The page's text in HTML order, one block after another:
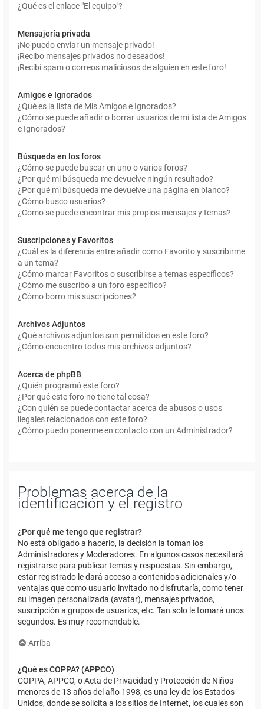
¿Qué es el enlace "El equipo"?
Mensajería privada
¡No puedo enviar un mensaje privado!
¡Recibo mensajes privados no deseados!
¡Recibí spam o correos maliciosos de alguien en este foro!
Amigos e Ignorados
¿Qué es la lista de Mis Amigos e Ignorados?
¿Cómo se puede añadir o borrar usuarios de mi lista de Amigos
e Ignorados?
Búsqueda en los foros
¿Cómo se puede buscar en uno o varios foros?
¿Por qué mi búsqueda me devuelve ningún resultado?
¿Por qué mi búsqueda me devuelve una página en blanco?
¿Cómo busco usuarios?
¿Como se puede encontrar mis propios mensajes y temas?
Suscripciones y Favoritos
¿Cuál es la diferencia entre añadir como Favorito y suscribirme
a un tema?
¿Cómo marcar Favoritos o suscribirse a temas específicos?
¿Cómo me suscribo a un foro específico?
¿Cómo borro mis suscripciones?
Archivos Adjuntos
¿Qué archivos adjuntos son permitidos en este foro?
¿Cómo encuentro todos mis archivos adjuntos?
Acerca de phpBB
¿Quién programó este foro?
¿Por qué este foro no tiene tal cosa?
¿Con quién se puede contactar acerca de abusos o usos
ilegales relacionados con este foro?
¿Cómo puedo ponerme en contacto con un Administrador?
Problemas acerca de la
identificación y el registro
¿Por qué me tengo que registrar?
No está obligado a hacerlo, la decisión la toman los
Administradores y Moderadores. En algunos casos necesitará
registrarse para publicar temas y respuestas. Sin embargo,
estar registrado le dará acceso a contenidos adicionales y/o
ventajas que como usuario invitado no disfrutaría, como tener
su imagen personalizada (avatar), mensajes privados,
suscripción a grupos de usuarios, etc. Tan solo le tomará unos
segundos. Es muy recomendable.
Arriba
¿Qué es COPPA? (APPCO)
COPPA, APPCO, o Acta de Privacidad y Protección de Niños
menores de 13 años del año 1998, es una ley de los Estados
Unidos, donde se solicita a los sitios de Internet, los cuales son